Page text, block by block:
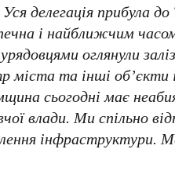
делегація прибула
і найближчим
оглянули
та інші об’єкти
сьогодні має
влади. Ми спільно